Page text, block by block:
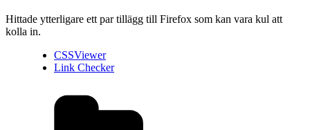
Hittade ytterligare ett par tillägg till Firefox som kan vara kul att
kolla in.
CSSViewer
Link Checker